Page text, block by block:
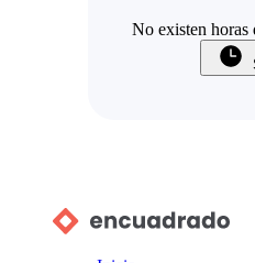
No existen horas